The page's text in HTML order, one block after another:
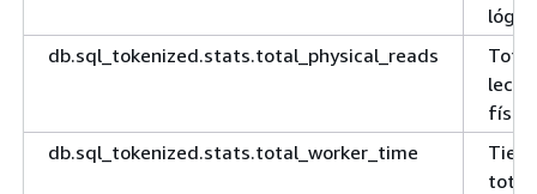
db.sql_tokenized.stats.total_physical_reads
db.sql_tokenized.stats.total_worker_time
total